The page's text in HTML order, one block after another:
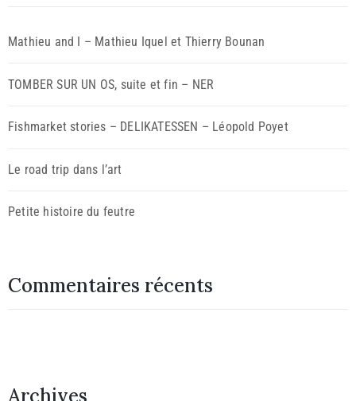
Mathieu and I – Mathieu Iquel et Thierry Bounan
TOMBER SUR UN OS, suite et fin – NER
Fishmarket stories – DELIKATESSEN – Léopold Poyet
Le road trip dans l’art
Petite histoire du feutre
Commentaires récents
Archives